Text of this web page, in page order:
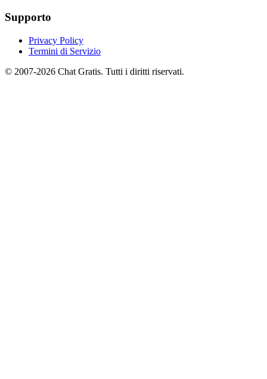
Supporto
Privacy Policy
Termini di Servizio
© 2007-2026 Chat Gratis. Tutti i diritti riservati.